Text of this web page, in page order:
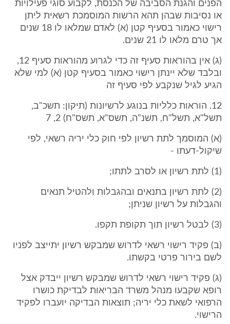
הפנים והגנת הסביבה של הכנסת, לקבוע סוגי פעילויות
או נסיבות שבהן תהא הרשות המוסמכת רשאית ליתן
רישוי כאמור בסעיף קטן (א) לאדם שמלאו לו 18 שנים
אך טרם מלאו לו 21 שנים.
(ג) אין בהוראות סעיף זה כדי לגרוע מהוראות סעיף 12,
ובלבד שלא יינתן רישוי כאמור בסעיף קטן (א) למי שלא
הגיע לגיל שנקבע לפי סעיף זה
12. הוראות כלליות בנוגע לרשיונות (תיקון: תשכ"ב,
תשל"א, תשל"ח, תשנ"ה, תשס"א, תשס"ח) 2, 7
(א) המוסמך לתת רשיון לפי חוק כלי יריה רשאי, לפי
שיקול-דעתו -
(1) לתת רשיון או לסרב לתתו;
(2) לתת רשיון בתנאים ובהגבלות ולהטיל תנאים
והגבלות על רשיון שניתן;
(3) לבטל רשיון תוך תקופת תקפו.
(ב) פקיד רישוי רשאי לדרוש שמבקש רשיון יתייצב לפניו
לשם בירור פרטי בקשתו.
(ג) פקיד רישוי רשאי לדרוש שמבקש רשיון ייבדק אצל
רופא שקבעו מנהל משרד הבריאות לבדיקת כושרו
הרפואי לשאת כלי יריה; תוצאות הבדיקה יועברו לפקיד
הרישוי.